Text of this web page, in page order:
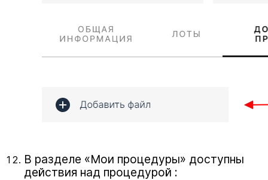
В разделе «Мои процедуры» доступны
действия над процедурой :